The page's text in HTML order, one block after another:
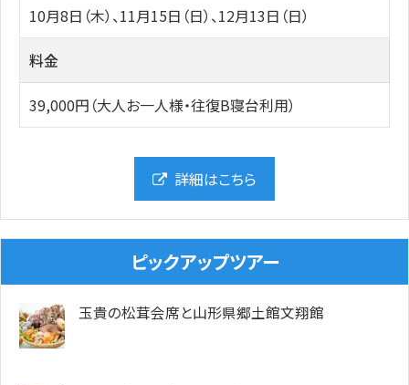
10月8日（木）、11月15日（日）、12月13日（日）
料金
39,000円（大人お一人様・往復B寝台利用）
詳細はこちら
ピックアップツアー
玉貴の松茸会席と山形県郷土館文翔館